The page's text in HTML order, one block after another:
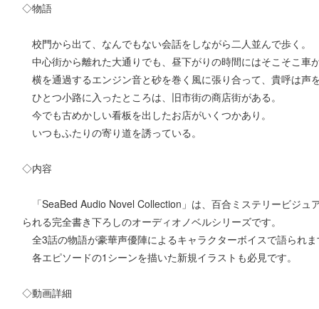
◇物語
校門から出て、なんでもない会話をしながら二人並んで歩く。
中心街から離れた大通りでも、昼下がりの時間にはそこそこ車
横を通過するエンジン音と砂を巻く風に張り合って、貴呼は声
ひとつ小路に入ったところは、旧市街の商店街がある。
今でも古めかしい看板を出したお店がいくつかあり。
いつもふたりの寄り道を誘っている。
◇内容
「SeaBed Audio Novel Collection」は、百合ミステリービジュ
られる完全書き下ろしのオーディオノベルシリーズです。
全3話の物語が豪華声優陣によるキャラクターボイスで語られ
各エピソードの1シーンを描いた新規イラストも必見です。
◇動画詳細